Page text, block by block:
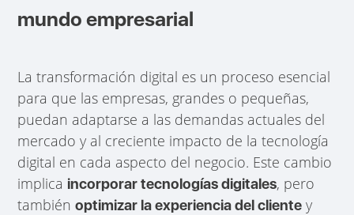
mundo empresarial
La transformación digital es un proceso esencial
para que las empresas, grandes o pequeñas,
puedan adaptarse a las demandas actuales del
mercado y al creciente impacto de la tecnología
digital en cada aspecto del negocio. Este cambio
implica incorporar tecnologías digitales, pero
tambiénoptimizar la experiencia del cliente y